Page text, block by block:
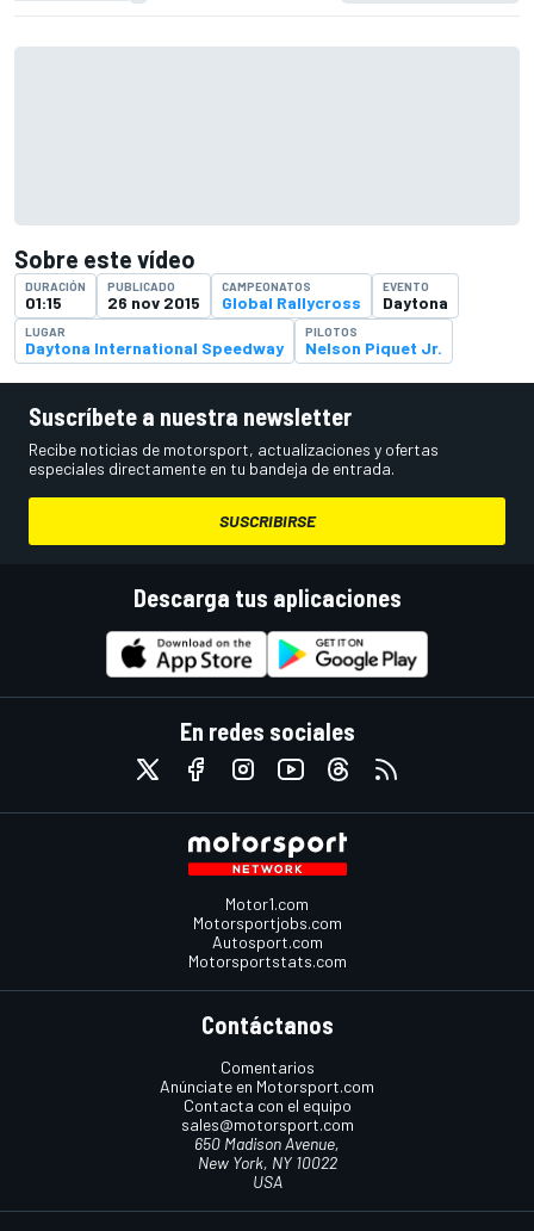
Sobre este vídeo
DURACIÓN
01:15
PUBLICADO
26 nov 2015
CAMPEONATOS
Global Rallycross
EVENTO
Daytona
LUGAR
Daytona International Speedway
PILOTOS
Nelson Piquet Jr.
Suscríbete a nuestra newsletter
Recibe noticias de motorsport, actualizaciones y ofertas
especiales directamente en tu bandeja de entrada.
SUSCRIBIRSE
Descarga tus aplicaciones
En redes sociales
Motor1.com
Motorsportjobs.com
Autosport.com
Motorsportstats.com
Contáctanos
Comentarios
Anúnciate en Motorsport.com
Contacta con el equipo
sales@motorsport.com
650 Madison Avenue,
New York, NY 10022
USA